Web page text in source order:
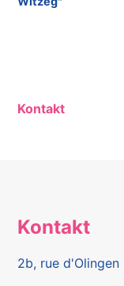
Kontakt
Kontakt
2b, rue d'Olingen